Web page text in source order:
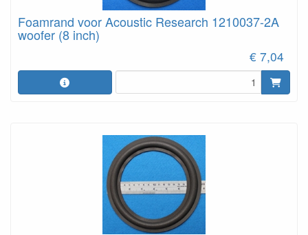
Foamrand voor Acoustic Research 1210037-2A
woofer (8 inch)
€ 7,04